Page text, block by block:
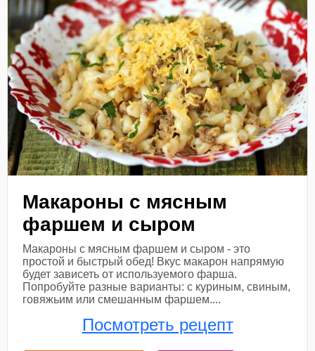
Макароны с мясным
фаршем и сыром
Макароны с мясным фаршем и сыром - это
простой и быстрый обед! Вкус макарон напрямую
будет зависеть от используемого фарша.
Попробуйте разные варианты: с куриным, свиным,
говяжьим или смешанным фаршем....
Посмотреть рецепт